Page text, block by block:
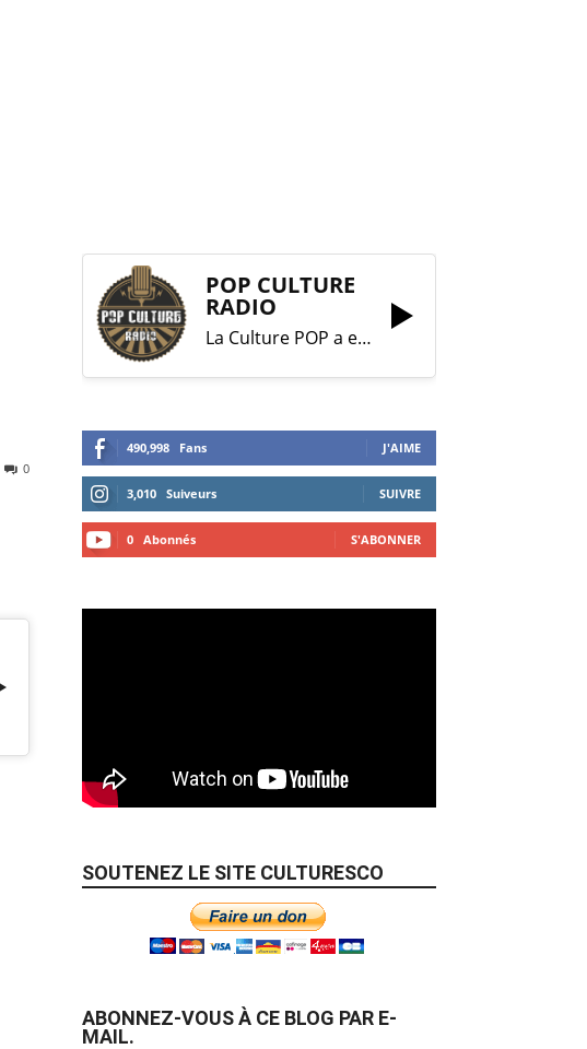
0
POP CULTURE
RADIO
La Culture POP a enfin trouvé sa RADIO !
490,998 Fans J'AIME
3,010 Suiveurs SUIVRE
0 Abonnés S'ABONNER
SOUTENEZ LE SITE CULTURESCO
ABONNEZ-VOUS À CE BLOG PAR E-
MAIL.